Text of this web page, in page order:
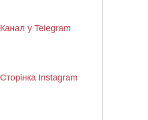
Канал у Telegram
Сторінка Instagram